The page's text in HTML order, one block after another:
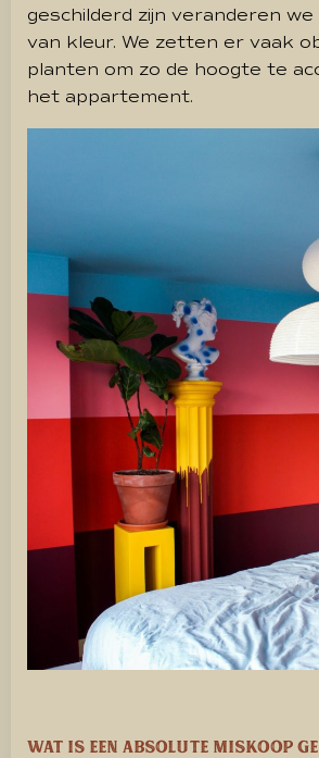
geschilderd zijn veranderen
van kleur. We zetten er vaak
planten om zo de hoogte te
het appartement.
Wat is een absolute miskoop